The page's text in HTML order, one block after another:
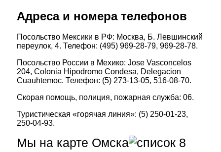
Адреса и номера телефонов
Посольство Мексики в РФ: Москва, Б. Левшинский
переулок, 4. Телефон: (495) 969-28-79, 969-28-78.
Посольство России в Мехико: Jose Vasconcelos
204, Colonia Hipodromo Condesa, Delegacion
Cuauhtemoc. Телефон: (5) 273-13-05, 516-08-70.
Скорая помощь, полиция, пожарная служба: 06.
Туристическая «горячая линия»: (5) 250-01-23,
250-04-93.
Мы на карте Омска
8